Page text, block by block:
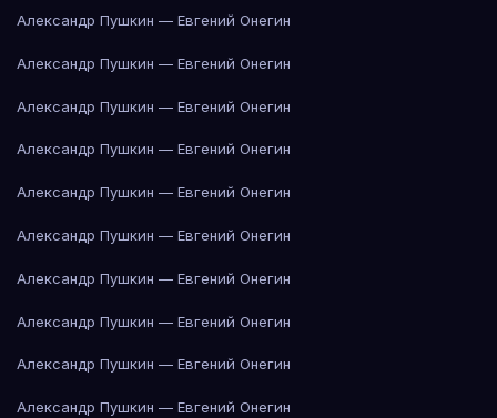
Александр Пушкин — Евгений Онегин
Александр Пушкин — Евгений Онегин
Александр Пушкин — Евгений Онегин
Александр Пушкин — Евгений Онегин
Александр Пушкин — Евгений Онегин
Александр Пушкин — Евгений Онегин
Александр Пушкин — Евгений Онегин
Александр Пушкин — Евгений Онегин
Александр Пушкин — Евгений Онегин
Александр Пушкин — Евгений Онегин